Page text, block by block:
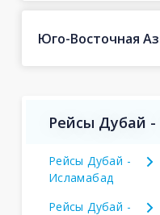
Юго-Восточная
Рейсы Дубай -
Рейсы Дубай -
Исламабад
Рейсы Дубай -